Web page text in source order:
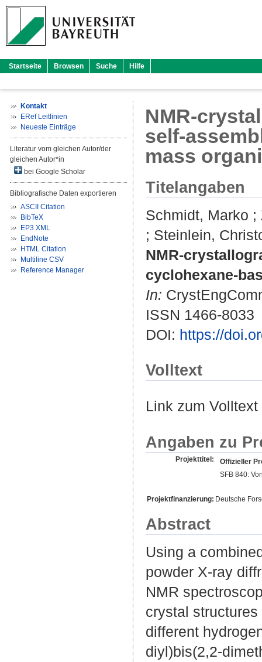
Startseite Browsen Suche Hilfe
Kontakt
ERef Leitlinien
Neueste Einträge
Literatur vom gleichen Autor/der
gleichen Autor*in
bei Google Scholar
Bibliografische Daten exportieren
ASCII Citation
BibTeX
EP3 XML
EndNote
HTML Citation
Multiline CSV
Reference Manager
NMR-
self-
mass
Titelangaben
Schmidt, Marko ;
; Steinlein,
NMR-
cyclohexane-
In:
ISSN 1466-8033
DOI: https://
Volltext
Link zum
Angaben zu
Projekttitel:
Offizieller
SFB 840:
Projektfinanzierung: Deutsche
Abstract
Using a
powder X-ray
NMR
crystal
different
diyl)bis(2,2-